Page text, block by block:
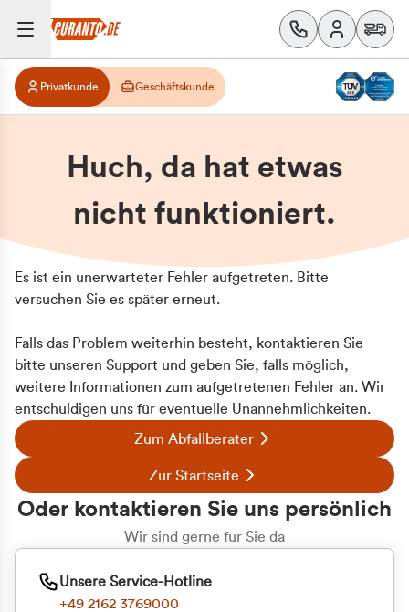
Privatkunde Geschäftskunde
Huch, da hat etwas
nicht funktioniert.
Es ist ein unerwarteter Fehler aufgetreten. Bitte
versuchen Sie es später erneut.
Falls das Problem weiterhin besteht, kontaktieren Sie
bitte unseren Support und geben Sie, falls möglich,
weitere Informationen zum aufgetretenen Fehler an. Wir
entschuldigen uns für eventuelle Unannehmlichkeiten.
Zum Abfallberater
Zur Startseite
Oder kontaktieren Sie uns persönlich
Wir sind gerne für Sie da
Unsere Service-Hotline
+49 2162 3769000